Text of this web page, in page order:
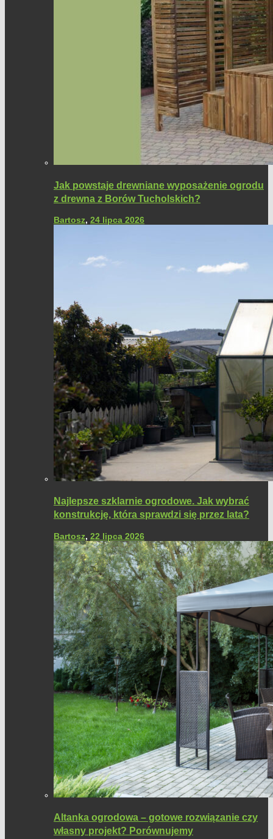
Jak powstaje drewniane wyposażenie ogrodu
z drewna z Borów Tucholskich?
Bartosz, 24 lipca 2026
Najlepsze szklarnie ogrodowe. Jak wybrać
konstrukcję, która sprawdzi się przez lata?
Bartosz, 22 lipca 2026
Altanka ogrodowa – gotowe rozwiązanie czy
własny projekt? Porównujemy